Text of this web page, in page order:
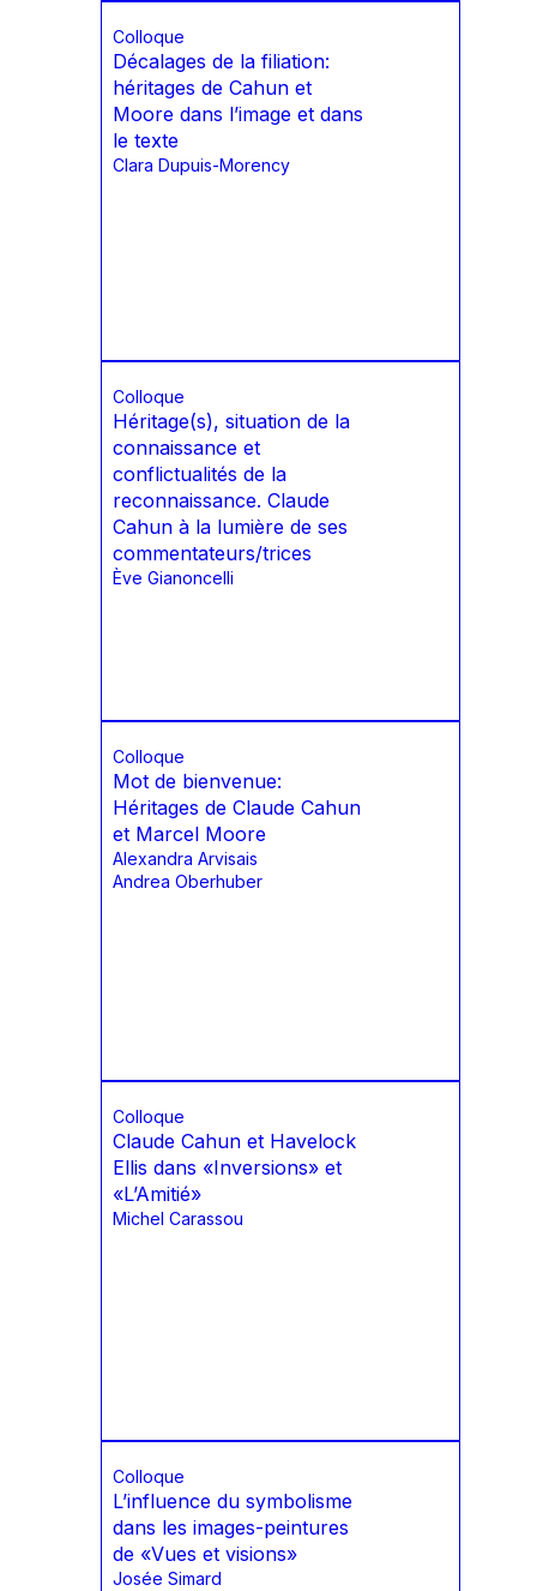
Colloque
Décalages de la filiation:
héritages de Cahun et
Moore dans l’image et dans
le texte
Clara Dupuis-Morency
Colloque
Héritage(s), situation de la
connaissance et
conflictualités de la
reconnaissance. Claude
Cahun à la lumière de ses
commentateurs/trices
Ève Gianoncelli
Colloque
Mot de bienvenue:
Héritages de Claude Cahun
et Marcel Moore
Alexandra Arvisais
Andrea Oberhuber
Colloque
Claude Cahun et Havelock
Ellis dans «Inversions» et
«L’Amitié»
Michel Carassou
Colloque
L’influence du symbolisme
dans les images-peintures
de «Vues et visions»
Josée Simard